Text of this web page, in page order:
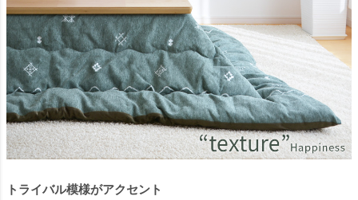
トライバル模様がアクセント